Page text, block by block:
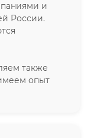
и
России.
также
опыт